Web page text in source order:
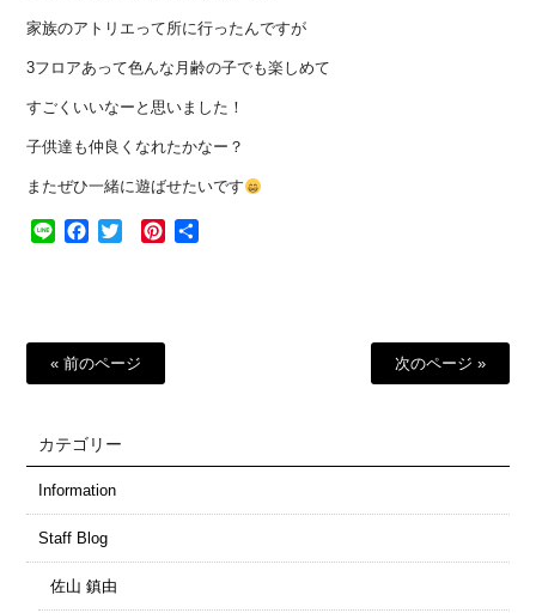
家族のアトリエって所に行ったんですが
3フロアあって色んな月齢の子でも楽しめて
すごくいいなーと思いました！
子供達も仲良くなれたかなー？
またぜひ一緒に遊ばせたいです
Line Facebook
Twitter Pinterest
« 前のページ 次のページ »
カテゴリー
Information
Staff Blog
佐山 鎮由